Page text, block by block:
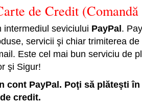
de Credit
intermediul seviciului PayPal.
servicii şi chiar trimiterea
Este cel mai bun serviciu de
şi Sigur!
cont PayPal. Poţi să plăteşti
credit.